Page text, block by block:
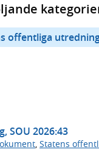
offentliga
SOU 2026:43
Statens